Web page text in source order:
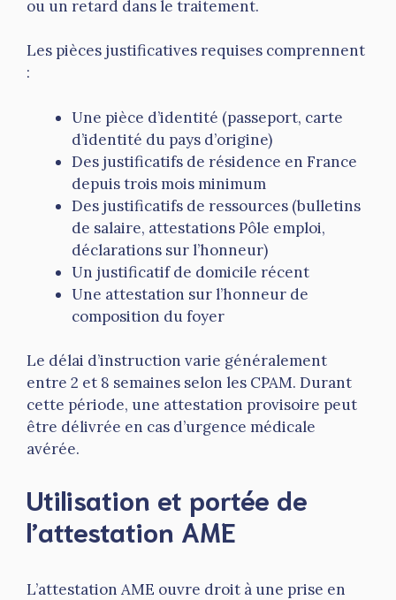
ou un retard dans le traitement.
Les pièces justificatives requises comprennent
:
Une pièce d’identité (passeport, carte
d’identité du pays d’origine)
Des justificatifs de résidence en France
depuis trois mois minimum
Des justificatifs de ressources (bulletins
de salaire, attestations Pôle emploi,
déclarations sur l’honneur)
Un justificatif de domicile récent
Une attestation sur l’honneur de
composition du foyer
Le délai d’instruction varie généralement
entre 2 et 8 semaines selon les CPAM. Durant
cette période, une attestation provisoire peut
être délivrée en cas d’urgence médicale
avérée.
Utilisation et portée de
l’attestation AME
L’attestation AME ouvre droit à une prise en